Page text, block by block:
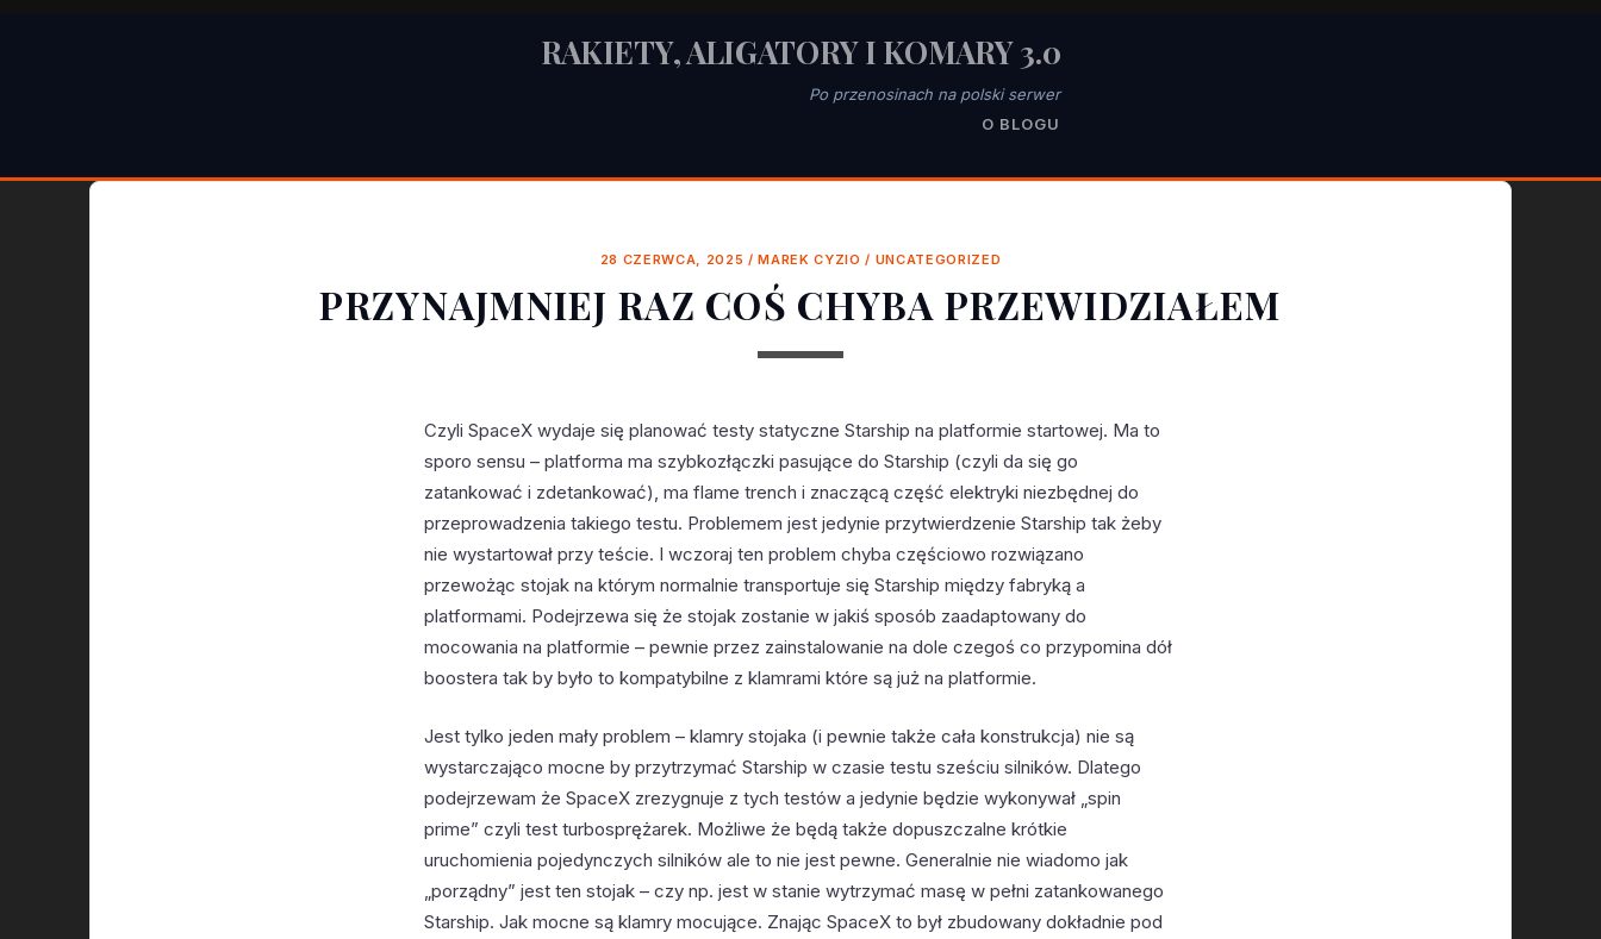
RAKIETY, ALIGATORY I KOMARY 3.0
Po przenosinach na polski serwer
O BLOGU
28 CZERWCA, 2025 /MAREK CYZIO / UNCATEGORIZED
PRZYNAJMNIEJ RAZ COŚ CHYBA PRZEWIDZIAŁEM
Czyli SpaceX wydaje się planować testy statyczne Starship na platformie startowej. Ma to
sporo sensu – platforma ma szybkozłączki pasujące do Starship (czyli da się go
zatankować i zdetankować), ma flame trench i znaczącą część elektryki niezbędnej do
przeprowadzenia takiego testu. Problemem jest jedynie przytwierdzenie Starship tak żeby
nie wystartował przy teście. I wczoraj ten problem chyba częściowo rozwiązano
przewożąc stojak na którym normalnie transportuje się Starship między fabryką a
platformami. Podejrzewa się że stojak zostanie w jakiś sposób zaadaptowany do
mocowania na platformie – pewnie przez zainstalowanie na dole czegoś co przypomina dół
boostera tak by było to kompatybilne z klamrami które są już na platformie.
Jest tylko jeden mały problem – klamry stojaka (i pewnie także cała konstrukcja) nie są
wystarczająco mocne by przytrzymać Starship w czasie testu sześciu silników. Dlatego
podejrzewam że SpaceX zrezygnuje z tych testów a jedynie będzie wykonywał „spin
prime” czyli test turbosprężarek. Możliwe że będą także dopuszczalne krótkie
uruchomienia pojedynczych silników ale to nie jest pewne. Generalnie nie wiadomo jak
„porządny” jest ten stojak – czy np. jest w stanie wytrzymać masę w pełni zatankowanego
Starship. Jak mocne są klamry mocujące. Znając SpaceX to był zbudowany dokładnie pod